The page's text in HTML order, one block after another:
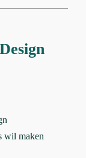
wil maken